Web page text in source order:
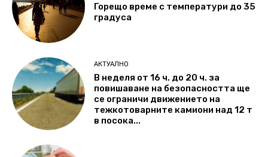
Горещо време с температури до 35
градуса
АКТУАЛНО
В неделя от 16 ч. до 20 ч. за
повишаване на безопасността ще
се ограничи движението на
тежкотоварните камиони над 12 т
в посока...